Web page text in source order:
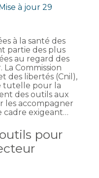
à jour 29
à la santé des
partie des plus
au regard des
Commission
des libertés (Cnil),
tutelle pour la
des outils aux
les accompagner
cadre exigeant…
pour